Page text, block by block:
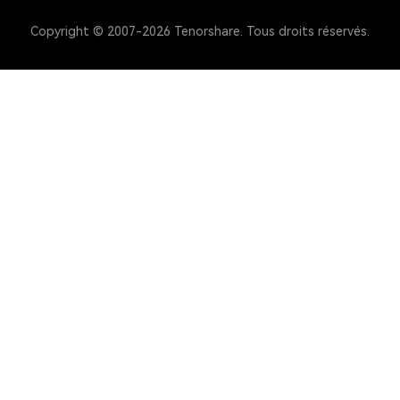
Copyright © 2007-2026 Tenorshare. Tous droits réservés.